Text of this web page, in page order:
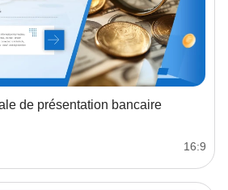
de présentation bancaire
16:9